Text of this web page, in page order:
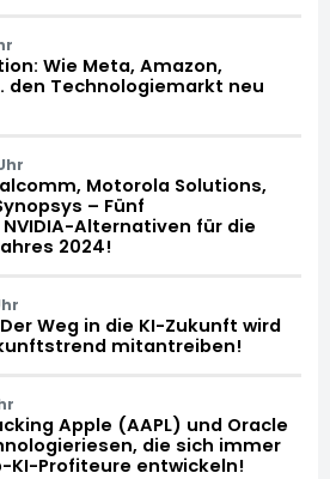
Wie Meta, Amazon,
den Technologiemarkt neu
Motorola Solutions,
– Fünf
Alternativen für die
2024!
Weg in die KI-Zukunft wird
mitantreiben!
Apple (AAPL) und Oracle
die sich immer
KI-Profiteure entwickeln!